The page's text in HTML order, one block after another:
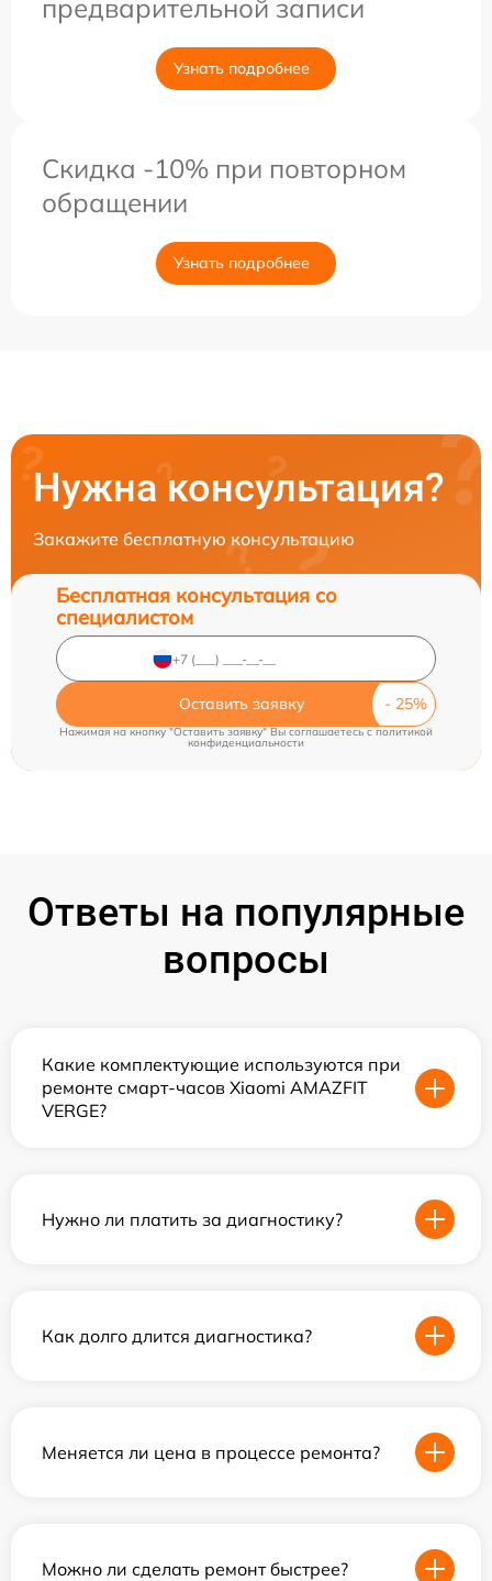
предварительной записи
Узнать подробнее
Скидка -10% при повторном
обращении
Узнать подробнее
Нужна консультация?
Закажите бесплатную консультацию
Бесплатная консультация со
специалистом
Оставить заявку
Нажимая на кнопку "Оставить заявку" Вы соглашаетесь cполитикой
конфиденциальности
Ответы на популярные
вопросы
Какие комплектующие используются при
ремонте смарт-часов Xiaomi AMAZFIT
VERGE?
Нужно ли платить за диагностику?
Как долго длится диагностика?
Меняется ли цена в процессе ремонта?
Можно ли сделать ремонт быстрее?